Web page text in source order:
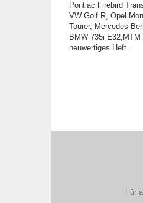
Pontiac Firebird
VW Golf R, Opel
Tourer, Mercedes
BMW 735i
neuwertiges Heft.
Für